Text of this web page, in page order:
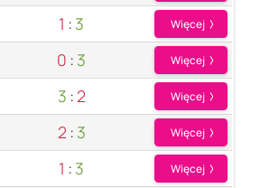
1 : 3 Więcej
0 : 3 Więcej
3 : 2 Więcej
2 : 3 Więcej
1 : 3 Więcej